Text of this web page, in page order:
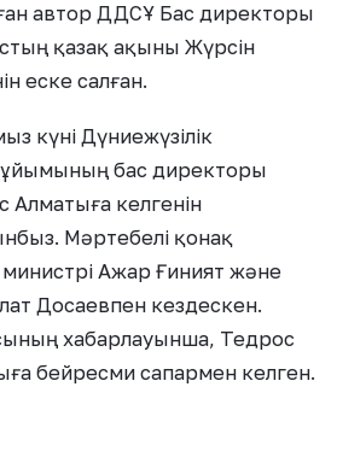
автор ДДСҰ Бас директоры
қазақ ақыны Жүрсін
еске салған.
күні Дүниежүзілік
ұйымының бас директоры
Алматыға келгенін
Мәртебелі қонақ
Ажар Ғиният және
Досаевпен кездескен.
хабарлауынша, Тедрос
бейресми сапармен келген.